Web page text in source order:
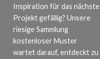
Inspiration für das nächste
Projekt gefällig? Unsere
riesige Sammlung
kostenloser Muster
wartet darauf, entdeckt zu